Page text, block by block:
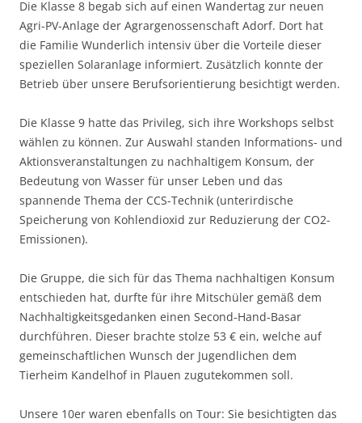
Die Klasse 8 begab sich auf einen Wandertag zur neuen
Agri-PV-Anlage der Agrargenossenschaft Adorf. Dort hat
die Familie Wunderlich intensiv über die Vorteile dieser
speziellen Solaranlage informiert. Zusätzlich konnte der
Betrieb über unsere Berufsorientierung besichtigt werden.
Die Klasse 9 hatte das Privileg, sich ihre Workshops selbst
wählen zu können. Zur Auswahl standen Informations- und
Aktionsveranstaltungen zu nachhaltigem Konsum, der
Bedeutung von Wasser für unser Leben und das
spannende Thema der CCS-Technik (unterirdische
Speicherung von Kohlendioxid zur Reduzierung der CO2-
Emissionen).
Die Gruppe, die sich für das Thema nachhaltigen Konsum
entschieden hat, durfte für ihre Mitschüler gemäß dem
Nachhaltigkeitsgedanken einen Second-Hand-Basar
durchführen. Dieser brachte stolze 53 € ein, welche auf
gemeinschaftlichen Wunsch der Jugendlichen dem
Tierheim Kandelhof in Plauen zugutekommen soll.
Unsere 10er waren ebenfalls on Tour: Sie besichtigten das